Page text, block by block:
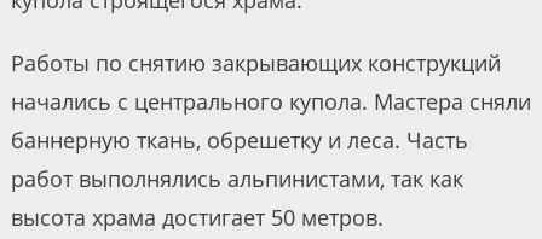
Работы по снятию закрывающих конструкций
начались с центрального купола. Мастера сняли
баннерную ткань, обрешетку и леса. Часть
работ выполнялись альпинистами, так как
высота храма достигает 50 метров.